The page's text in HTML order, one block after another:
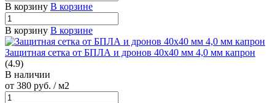
В корзину В корзине
В корзину В корзине
Защитная сетка от БПЛА и дронов 40х40 мм 4,0 мм капрон
(4.9)
В наличии
от 380 руб. / м2